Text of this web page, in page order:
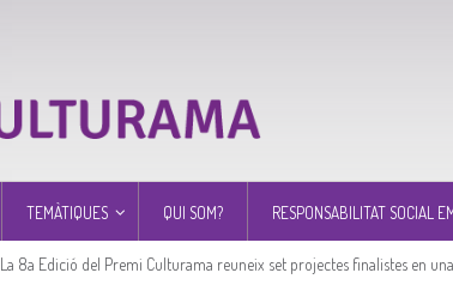
TEMÀTIQUES QUI SOM? RESPONSABILITAT SOCIAL
La 8a Edició del Premi Culturama reuneix set projectes finalistes en